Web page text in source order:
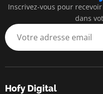
Inscrivez-vous pour
dans
Hofy Digital